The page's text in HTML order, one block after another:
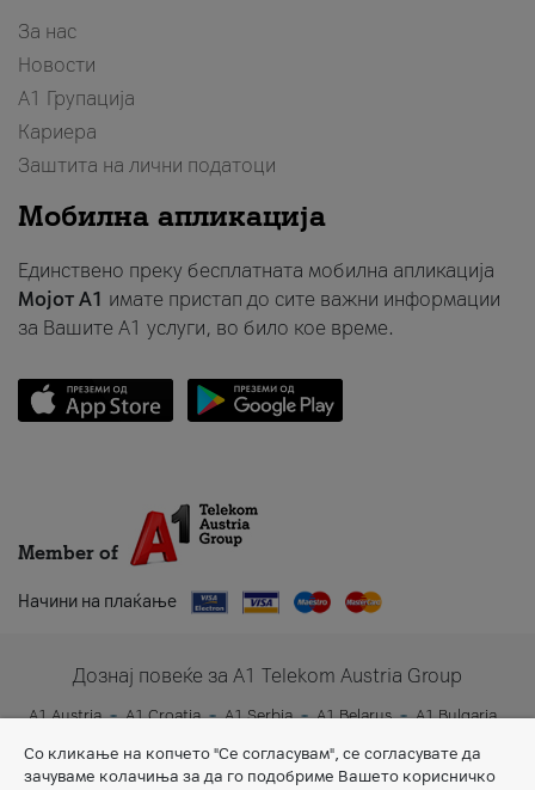
За нас
Новости
А1 Групација
Кариера
Заштита на лични податоци
Мобилна апликација
Единствено преку бесплатната мобилна апликација
Мојот A1 имате пристап до сите важни информации
за Вашите A1 услуги, во било кое време.
Member of
Начини на плаќање
Дознај повеќе за A1 Telekom Austria Group
A1 Austria A1 Croatia A1 Serbia A1 Belarus
A1 Bulgaria
A1 Slovenia
A1 Digital
Со кликање на копчето "Се согласувам", се согласувате да
зачуваме колачиња за да го подобриме Вашето корисничко